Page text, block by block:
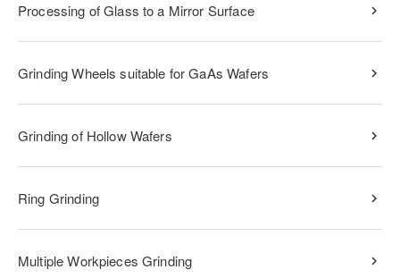
Processing of Glass to a Mirror Surface
Grinding Wheels suitable for GaAs Wafers
Grinding of Hollow Wafers
Ring Grinding
Multiple Workpieces Grinding